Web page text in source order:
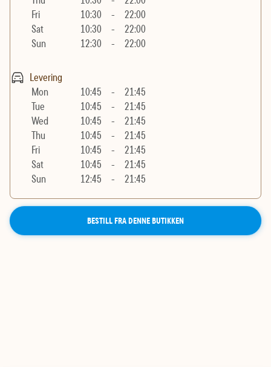
Fri
10:30 -
22:00
Sat
10:30 -
22:00
Sun
12:30 - 22:00
Levering
Mon
10:45 -
21:45
Tue
10:45 -
21:45
Wed
10:45 -
21:45
Thu
10:45 -
21:45
Fri
10:45 -
21:45
Sat
10:45 -
21:45
Sun
12:45 - 21:45
BESTILL FRA DENNE BUTIKKEN